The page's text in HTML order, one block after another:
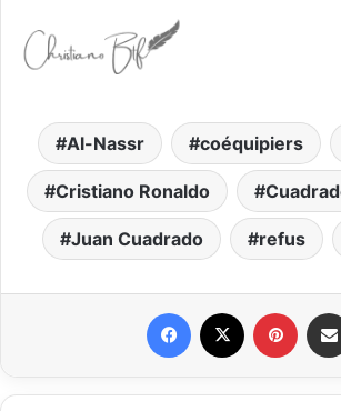
Al-Nassr coéquipiers
Cristiano Ronaldo
Juan Cuadrado refus